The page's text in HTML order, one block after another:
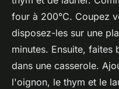
four à 200°C. Coupez
disposez-les sur une
minutes. Ensuite, faites
dans une casserole.
l'oignon, le thym et le